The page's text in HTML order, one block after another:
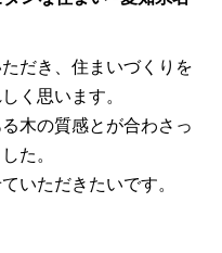
だき、住まいづくりを
く思います。
木の質感とが合わさっ
た。
いただきたいです。